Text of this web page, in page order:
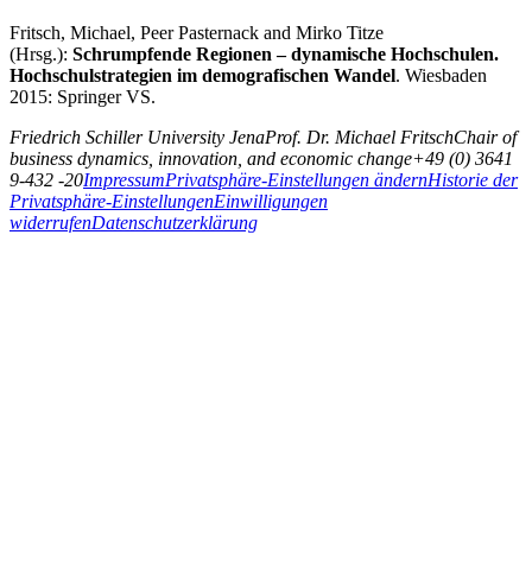
Fritsch, Michael, Peer Pasternack and Mirko Titze
(Hrsg.): Schrumpfende Regionen – dynamische Hochschulen.
Hochschulstrategien im demografischen Wandel. Wiesbaden
2015: Springer VS.
Friedrich Schiller University JenaProf. Dr. Michael FritschChair of
business dynamics, innovation, and economic change+49 (0) 3641
9-432 -20ImpressumPrivatsphäre-Einstellungen ändernHistorie der
Privatsphäre-EinstellungenEinwilligungen
widerrufenDatenschutzerklärung